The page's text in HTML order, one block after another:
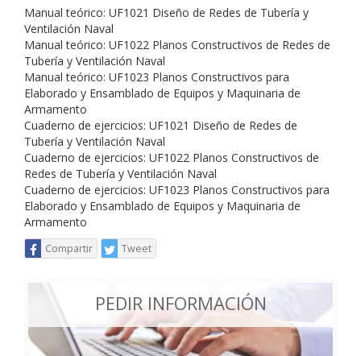
Manual teórico: UF1021 Diseño de Redes de Tubería y
Ventilación Naval
Manual teórico: UF1022 Planos Constructivos de Redes de
Tubería y Ventilación Naval
Manual teórico: UF1023 Planos Constructivos para
Elaborado y Ensamblado de Equipos y Maquinaria de
Armamento
Cuaderno de ejercicios: UF1021 Diseño de Redes de
Tubería y Ventilación Naval
Cuaderno de ejercicios: UF1022 Planos Constructivos de
Redes de Tubería y Ventilación Naval
Cuaderno de ejercicios: UF1023 Planos Constructivos para
Elaborado y Ensamblado de Equipos y Maquinaria de
Armamento
Compartir Tweet
PEDIR INFORMACIÓN